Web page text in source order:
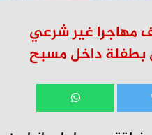
مهاجرا غير شرعي
بطفلة داخل مسبح